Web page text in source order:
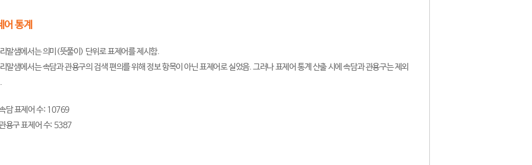
어 통계
말샘에서는 의미(뜻풀이) 단위로 표제어를 제시함.
말샘에서는 속담과 관용구의 검색 편의를 위해 정보 항목이 아닌 표제어로 실었음. 그러나 표제어 통계 산출 시에 속담과 관용구는 제외
담 표제어 수: 10769
용구 표제어 수: 5387